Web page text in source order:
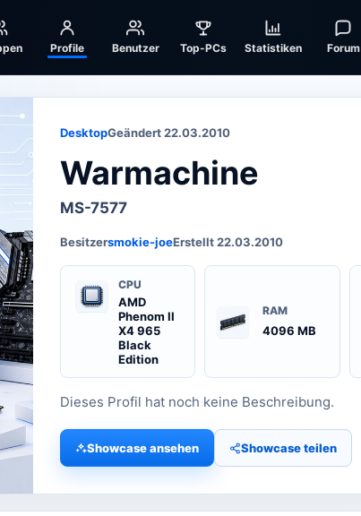
Profile Benutzer Top-PCs Statistiken Forum
DesktopGeändert 22.03.2010
Warmachine
MS-7577
Besitzersmokie-joeErstellt 22.03.2010
CPU
AMD
Phenom II
X4 965
Black
Edition
RAM
4096 MB
Dieses Profil hat noch keine Beschreibung.
Showcase ansehen Showcase teilen